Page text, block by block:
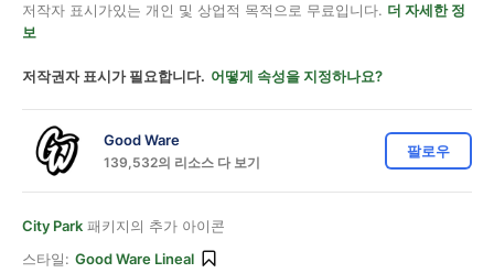
저작자 표시가있는 개인 및 상업적 목적으로 무료입니다. 더 자세한 정
보
저작권자 표시가 필요합니다. 어떻게 속성을 지정하나요?
Good Ware
139,532의 리소스 다 보기
팔로우
City Park 패키지의 추가 아이콘
스타일: Good Ware Lineal